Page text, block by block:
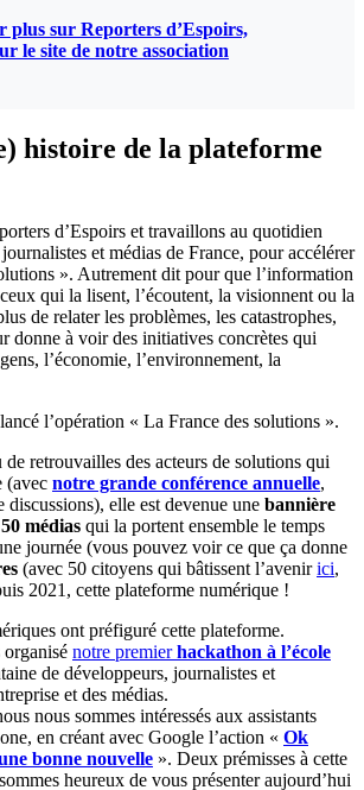
plus sur Reporters d’Espoirs,
le site de notre association
histoire de la plateforme
d’Espoirs et travaillons au quotidien
et médias de France, pour accélérer
». Autrement dit pour que l’information
qui la lisent, l’écoutent, la visionnent ou la
de relater les problèmes, les catastrophes,
donne à voir des initiatives concrètes qui
l’économie, l’environnement, la
l’opération « La France des solutions ».
retrouvailles des acteurs de solutions qui
(avec notre grande conférence annuelle,
elle est devenue une bannière
médias qui la portent ensemble le temps
journée (vous pouvez voir ce que ça donne
(avec 50 citoyens qui bâtissent l’avenirici,
2021, cette plateforme numérique !
ont préfiguré cette plateforme.
notre premierhackathon à l’école
de développeurs, journalistes et
et des médias.
nous sommes intéressés aux assistants
en créant avec Google l’action « Ok
bonne nouvelle ». Deux prémisses à cette
heureux de vous présenter aujourd’hui